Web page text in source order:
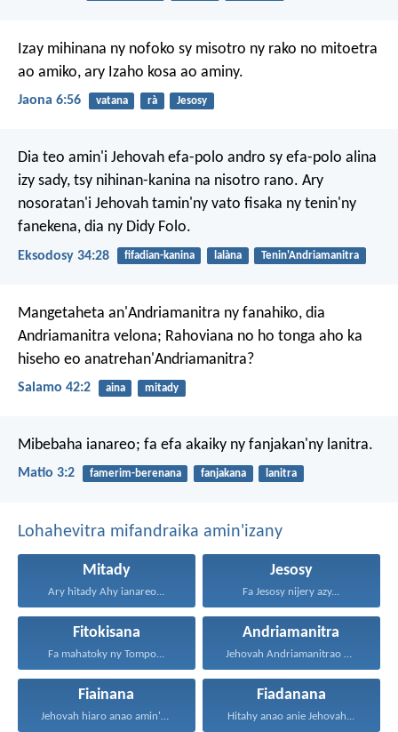
Izay mihinana ny nofoko sy misotro ny rako no mitoetra
ao amiko, ary Izaho kosa ao aminy.
Jaona 6:56 vatana rà Jesosy
Dia teo amin'i Jehovah efa-polo andro sy efa-polo alina
izy sady, tsy nihinan-kanina na nisotro rano. Ary
nosoratan'i Jehovah tamin'ny vato fisaka ny tenin'ny
fanekena, dia ny Didy Folo.
Eksodosy 34:28 fifadian-kanina lalàna Tenin'Andriamanitra
Mangetaheta an'Andriamanitra ny fanahiko, dia
Andriamanitra velona; Rahoviana no ho tonga aho ka
hiseho eo anatrehan'Andriamanitra?
Salamo 42:2 aina mitady
Mibebaha ianareo; fa efa akaiky ny fanjakan'ny lanitra.
Matio 3:2 famerim-berenana fanjakana lanitra
Lohahevitra mifandraika amin'izany
Mitady
Ary hitady Ahy ianareo...
Jesosy
Fa Jesosy nijery azy...
Fitokisana
Fa mahatoky ny Tompo...
Andriamanitra
Jehovah Andriamanitrao no ao...
Fiainana
Jehovah hiaro anao amin'ny...
Fiadanana
Hitahy anao anie Jehovah...